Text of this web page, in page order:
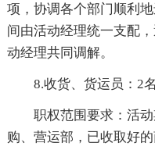
项，协调各个部门顺利
间由活动经理统一支配
动经理共同调解。
8.收货、货运员：2名
职权范围要求：活
购、营运部，已收取好